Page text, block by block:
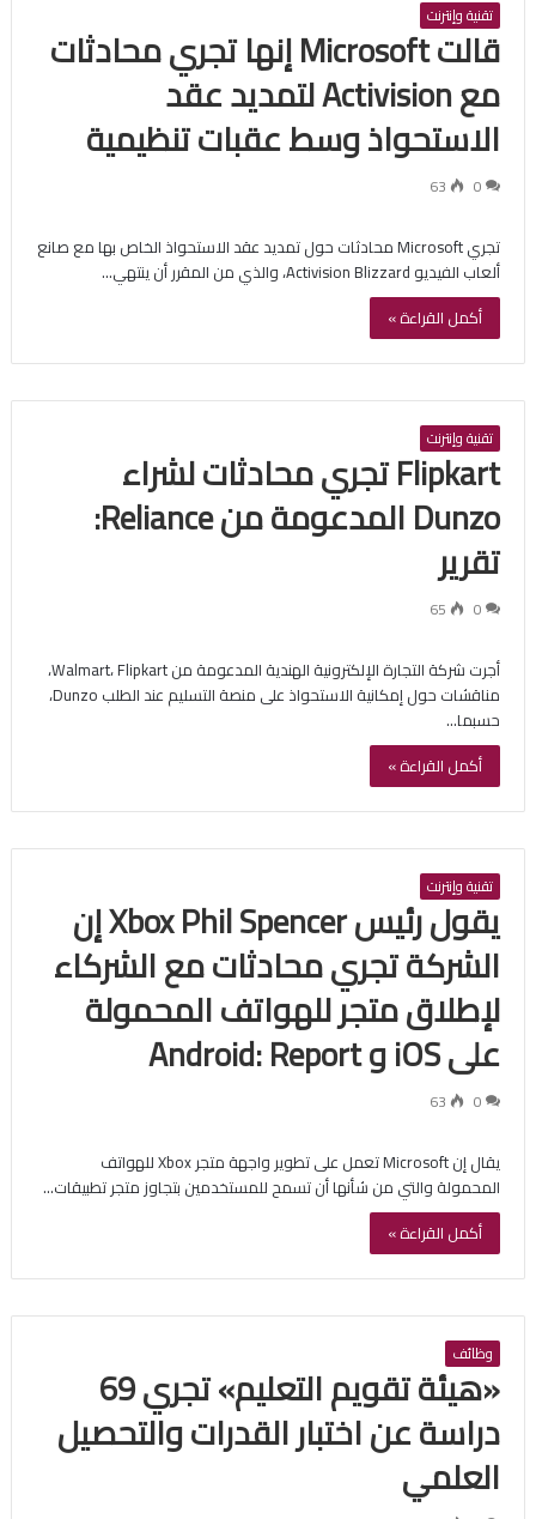
تقنية وإنترنت
قالت Microsoft إنها تجري محادثات
مع Activision لتمديد عقد
الاستحواذ وسط عقبات تنظيمية
0
63
تجري Microsoft محادثات حول تمديد عقد الاستحواذ الخاص بها مع صانع
ألعاب الفيديو Activision Blizzard، والذي من المقرر أن ينتهي…
أكمل القراءة »
تقنية وإنترنت
Flipkart تجري محادثات لشراء
Dunzo المدعومة من Reliance:
تقرير
0
65
أجرت شركة التجارة الإلكترونية الهندية المدعومة من Walmart، Flipkart،
مناقشات حول إمكانية الاستحواذ على منصة التسليم عند الطلب Dunzo،
حسبما…
أكمل القراءة »
تقنية وإنترنت
يقول رئيس Xbox Phil Spencer إن
الشركة تجري محادثات مع الشركاء
لإطلاق متجر للهواتف المحمولة
على iOS و Android: Report
0
63
يقال إن Microsoft تعمل على تطوير واجهة متجر Xbox للهواتف
المحمولة والتي من شأنها أن تسمح للمستخدمين بتجاوز متجر تطبيقات…
أكمل القراءة »
وظائف
«هيئة تقويم التعليم» تجري 69
دراسة عن اختبار القدرات والتحصيل
العلمي